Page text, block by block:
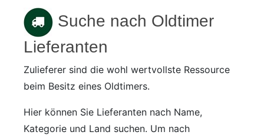
Suche nach Oldtimer
Lieferanten
Zulieferer sind die wohl wertvollste Ressource
beim Besitz eines Oldtimers.
Hier können Sie Lieferanten nach Name,
Kategorie und Land suchen. Um nach